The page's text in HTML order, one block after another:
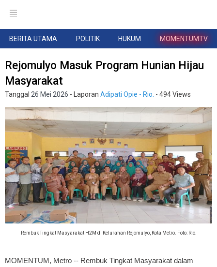
BERITA UTAMA POLITIK HUKUM MOMENTUMTV
Rejomulyo Masuk Program Hunian Hijau
Masyarakat
Tanggal 26 Mei 2026 - Laporan Adipati Opie - Rio. - 494 Views
Rembuk Tingkat Masyarakat H2M di Kelurahan Rejomulyo, Kota Metro. Foto: Rio.
MOMENTUM, Metro -- Rembuk Tingkat Masyarakat dalam